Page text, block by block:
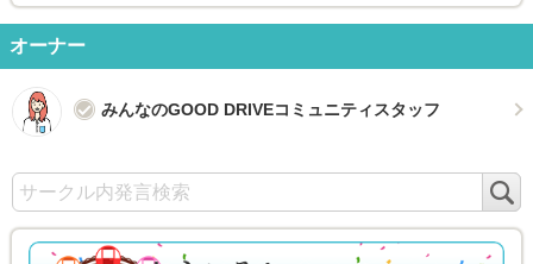
オーナー
みんなのGOOD DRIVEコミュニティスタッフ